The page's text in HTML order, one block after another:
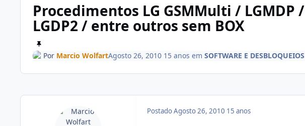
Procedimentos LG GSMMulti / LGMDP /
LGDP2 / entre outros sem BOX
Por Marcio WolfartAgosto 26, 2010 15 anos em SOFTWARE E DESBLOQUEIOS
PostadoAgosto 26, 2010 15 anos